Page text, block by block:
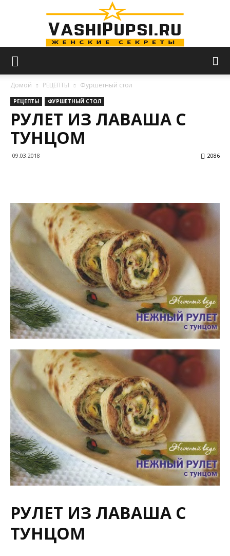
—
секреты
Домой РЕЦЕПТЫ Фуршетный стол
РЕЦЕПТЫ ФУРШЕТНЫЙ СТОЛ
РУЛЕТ ИЗ ЛАВАША С
ТУНЦОМ
09.03.2018 2086
РУЛЕТ ИЗ ЛАВАША С
ТУНЦОМ